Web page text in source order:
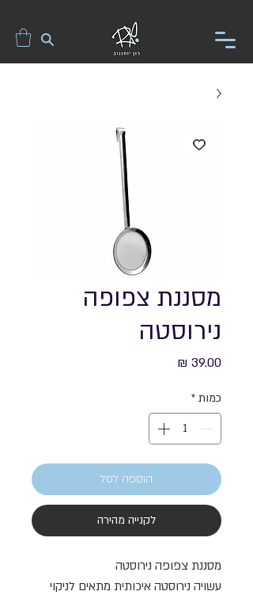
מסננת צפופה
נירוסטה
כמות *
הוספה לסל
לקנייה מהירה
מסננת צפופה נירוסטה
עשויה נירוסטה איכותית מתאים לניקוי